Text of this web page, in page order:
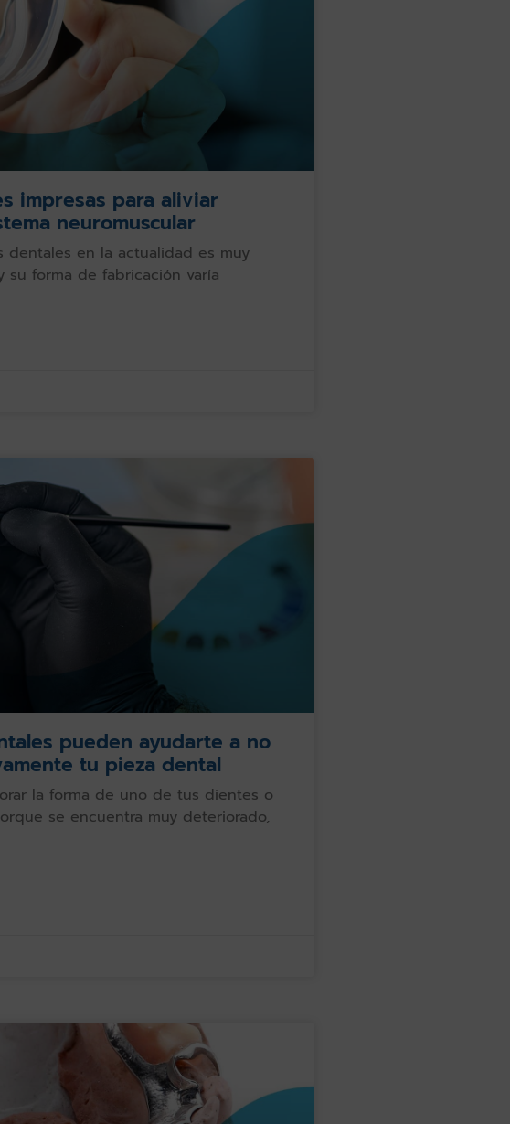
impresas para aliviar
neuromuscular
dentales en la actualidad es muy
su forma de fabricación varía
pueden ayudarte a no
tu pieza dental
la forma de uno de tus dientes o
se encuentra muy deteriorado,